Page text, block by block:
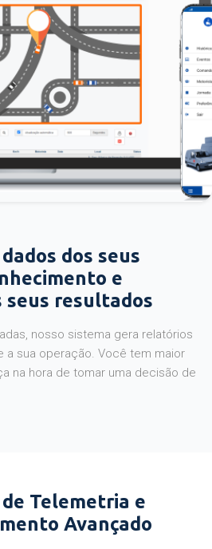
dos seus
e
seus resultados
nosso sistema gera relatórios
a sua operação. Você tem maior
na hora de tomar uma decisão de
Telemetria e
Avançado